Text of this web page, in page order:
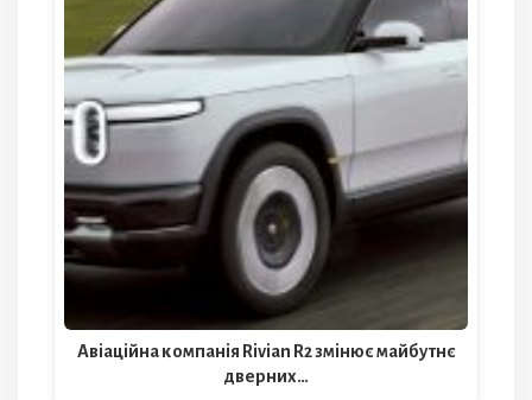
Авіаційна компанія Rivian R2 змінює майбутнє
дверних…